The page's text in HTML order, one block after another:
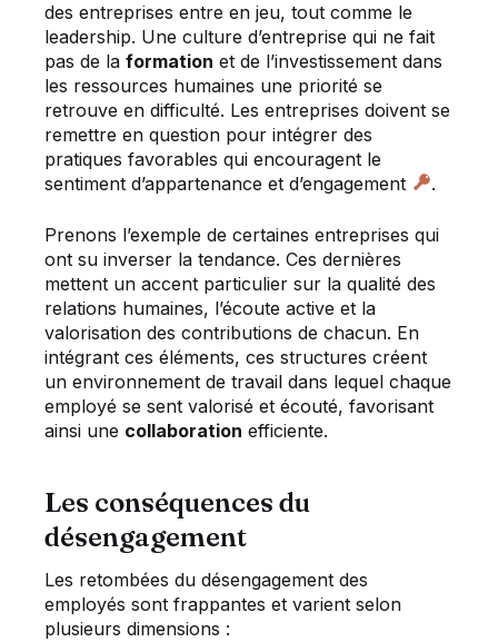
des entreprises entre en jeu, tout comme le
leadership. Une culture d’entreprise qui ne fait
pas de la formation et de l’investissement dans
les ressources humaines une priorité se
retrouve en difficulté. Les entreprises doivent se
remettre en question pour intégrer des
pratiques favorables qui encouragent le
sentiment d’appartenance et d’engagement
.
Prenons l’exemple de certaines entreprises qui
ont su inverser la tendance. Ces dernières
mettent un accent particulier sur la qualité des
relations humaines, l’écoute active et la
valorisation des contributions de chacun. En
intégrant ces éléments, ces structures créent
un environnement de travail dans lequel chaque
employé se sent valorisé et écouté, favorisant
ainsi une collaboration efficiente.
Les conséquences du
désengagement
Les retombées du désengagement des
employés sont frappantes et varient selon
plusieurs dimensions :